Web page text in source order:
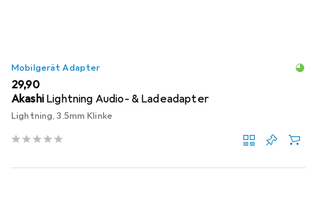
Mobilgerät Adapter
EUR
29,90
Akashi Lightning Audio- & Ladeadapter
Lightning, 3.5mm Klinke